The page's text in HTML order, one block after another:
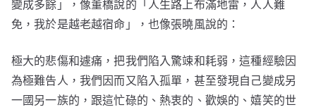
變成多餘」，像董橋說的「人生路上布滿地雷，人人難
免，我於是越老越宿命」，也像張曉風說的：
極大的悲傷和遽痛，把我們陷入驚竦和耗弱，這種經驗因
為極難告人，我們因而又陷入孤單，甚至發現自己變成另
一國另一族的，跟這忙碌的、熱衷的、歡娛的、嬉笑的世